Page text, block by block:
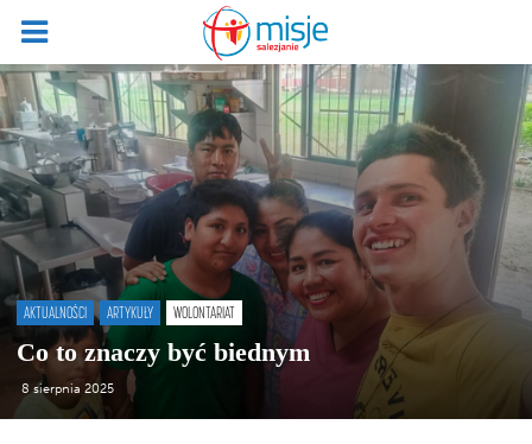
AKTUALNOŚCI ARTYKUŁY WOLONTARIAT
Co to znaczy być biednym
8 sierpnia 2025